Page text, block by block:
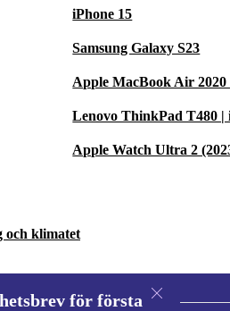
iPhone 15
Samsung Galaxy S23
Apple MacBook Air 2020
Lenovo ThinkPad T480 |
Apple Watch Ultra 2
och klimatet
för första